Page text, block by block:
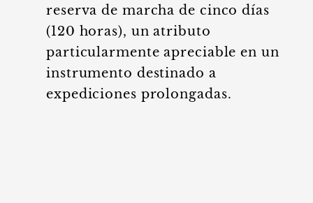
reserva de marcha de cinco días
(120 horas), un atributo
particularmente apreciable en un
instrumento destinado a
expediciones prolongadas.